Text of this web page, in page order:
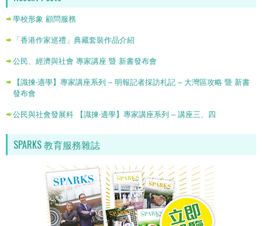
學校形象 顧問服務
「香港作家巡禮」典藏套裝作品介紹
公民、經濟與社會 專家講座 暨 新書發布會
【識揀‧適學】專家講座系列 – 明報記者採訪札記 – 大灣區攻略 暨 新書
發布會
公民與社會發展科 【識揀‧適學】專家講座系列 – 講座三、四
SPARKS 教育服務雜誌